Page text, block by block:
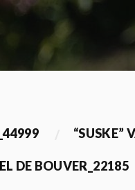
“SUSKE”
DE BOUVER_22185